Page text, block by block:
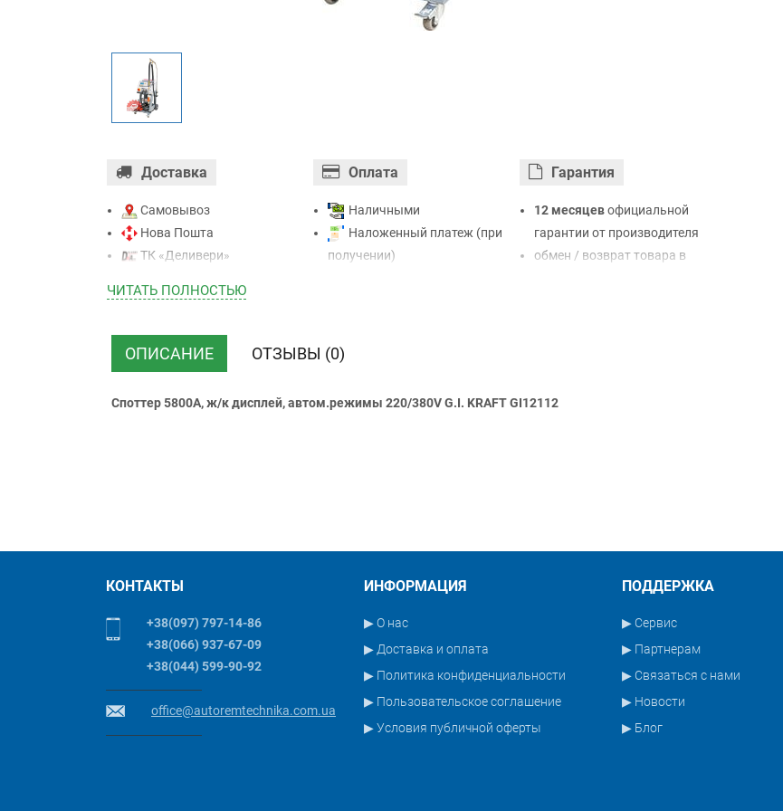
Доставка
Самовывоз
Нова Пошта
ТК «Деливери»
ТК “Justin”
ТК ”УкрПочта”
Оплата
Наличными
Наложенный платеж (при
получении)
Гарантия
12 месяцевофициальной
гарантии от производителя
обмен / возврат товара в
ЧИТАТЬ ПОЛНОСТЬЮ
ОПИСАНИЕ ОТЗЫВЫ (0)
Споттер 5800A, ж/к дисплей, автом.режимы 220/380V G.I. KRAFT GI12112
КОНТАКТЫ
+38(097) 797-14-86
+38(066) 937-67-09
+38(044) 599-90-92
office@autoremtechnika.com.ua
ИНФОРМАЦИЯ
▶ О нас
▶ Доставка и оплата
▶ Политика конфиденциальности
▶ Пользовательское соглашение
▶ Условия публичной оферты
ПОДДЕРЖКА
▶ Сервис
▶ Партнерам
▶ Связаться с нами
▶ Новости
▶ Блог